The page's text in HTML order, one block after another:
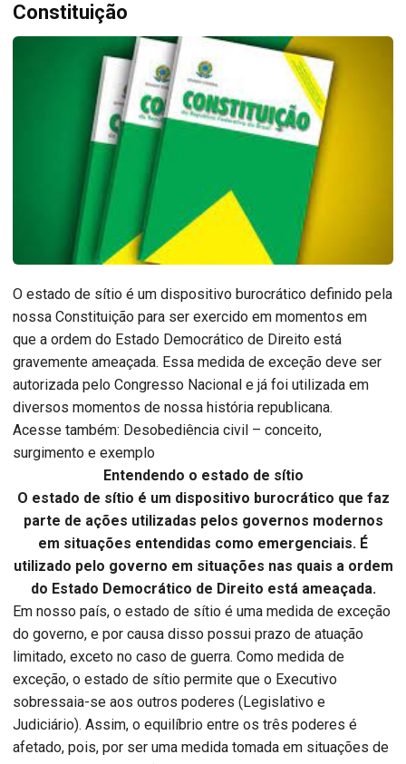
Constituição
O estado de sítio é um dispositivo burocrático definido pela
nossa Constituição para ser exercido em momentos em
que a ordem do Estado Democrático de Direito está
gravemente ameaçada. Essa medida de exceção deve ser
autorizada pelo Congresso Nacional e já foi utilizada em
diversos momentos de nossa história republicana.
Acesse também: Desobediência civil – conceito,
surgimento e exemplo
Entendendo o estado de sítio
O estado de sítio é um dispositivo burocrático que faz
parte de ações utilizadas pelos governos modernos
em situações entendidas como emergenciais. É
utilizado pelo governo em situações nas quais a ordem
do Estado Democrático de Direito está ameaçada.
Em nosso país, o estado de sítio é uma medida de exceção
do governo, e por causa disso possui prazo de atuação
limitado, exceto no caso de guerra. Como medida de
exceção, o estado de sítio permite que o Executivo
sobressaia-se aos outros poderes (Legislativo e
Judiciário). Assim, o equilíbrio entre os três poderes é
afetado, pois, por ser uma medida tomada em situações de